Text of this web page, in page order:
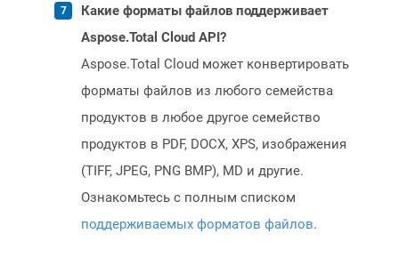
Какие форматы файлов поддерживает
Aspose.Total Cloud API?
Aspose.Total Cloud может конвертировать
форматы файлов из любого семейства
продуктов в любое другое семейство
продуктов в PDF, DOCX, XPS, изображения
(TIFF, JPEG, PNG BMP), MD и другие.
Ознакомьтесь с полным списком
поддерживаемых форматов файлов.